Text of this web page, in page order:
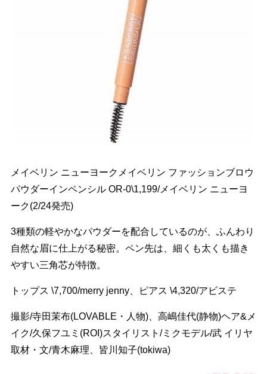
メイベリン ニューヨークメイベリン ファッションブロウ
パウダーインペンシル OR-0\1,199/メイベリン ニューヨ
ーク(2/24発売)
3種類の軽やかなパウダーを配合しているのが、ふんわり
自然な眉に仕上がる秘密。ペン先は、細くも太くも描き
すい三角芯が特徴。
トップス \7,700/merry jenny、ピアス \4,320/アビステ
撮影/寺田茉布(LOVABLE・人物)、高嶋佳代(静物)ヘア&メ
イク/久保フユミ(ROI)スタイリスト/ミクモデル/武 イリヤ
取材・文/青木麻理、皆川知子(tokiwa)